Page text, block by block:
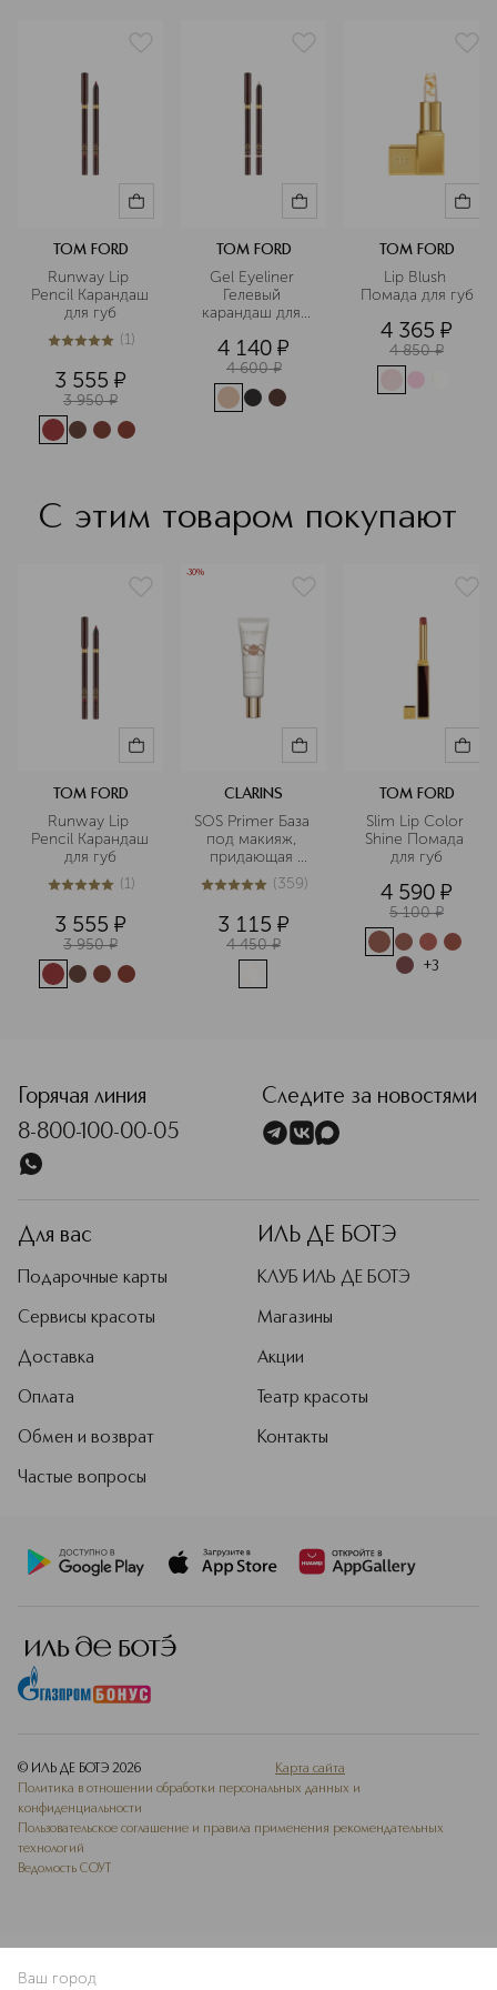
TOM FORD
Runway Lip
Pencil Карандаш
для губ
5из 51 (1)
3 555 ¤
3 950 ¤
TOM FORD
Gel Eyeliner
Гелевый
карандаш для
4 140 ¤
4 600 ¤
TOM FORD
Lip Blush
Помада для губ
4 365 ¤
4 850 ¤
С этим товаром покупают
TOM FORD
Runway Lip
Pencil Карандаш
для губ
5из 51 (1)
3 555 ¤
3 950 ¤
-30%
CLARINS
SOS Primer База
под макияж,
придающая
сияние коже
5из 5359 (359)
3 115 ¤
4 450 ¤
TOM FORD
Slim Lip Color
Shine Помада
для губ
4 590 ¤
5 100 ¤
+3
В КОРЗИНУ
Горячая линия
8-800-100-00-05
Следите за новостями
Для вас
Подарочные карты
Сервисы красоты
Доставка
Оплата
Обмен и возврат
Частые вопросы
ИЛЬ ДЕ БОТЭ
КЛУБ ИЛЬ ДЕ БОТЭ
Магазины
Акции
Театр красоты
Контакты
© ИЛЬ ДЕ БОТЭ 2026
Карта сайта
Политика в отношении обработки персональных данных и
конфиденциальности
Пользовательское соглашение и правила применения рекомендательных
технологий
Ведомость СОУТ
Ваш город